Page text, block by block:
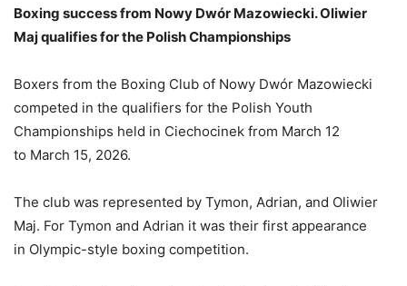
Boxing successfrom Nowy Dwór Mazowiecki.Oliwier
Majqualifiesforthe PolishChampionships
Boxers from the Boxing Club of Nowy Dwór Mazowiecki
competed in the qualifiers for the Polish Youth
Championships held in Ciechocinek from March 12
to March 15, 2026.
The club was represented by Tymon, Adrian, and Oliwier
Maj. For Tymon and Adrian it was their first appearance
in Olympic-style boxing competition.